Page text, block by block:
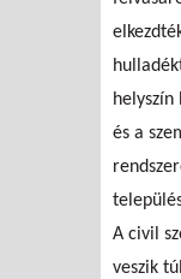
helyszín
és a
A civil
veszik